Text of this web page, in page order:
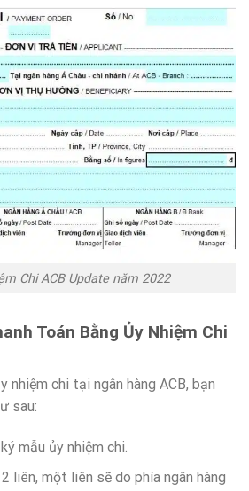
Chi ACB Update năm 2022
Toán Bằng Ủy Nhiệm Chi
nhiệm chi tại ngân hàng ACB, bạn
sau:
mẫu ủy nhiệm chi.
liên, một liên sẽ do phía ngân hàng